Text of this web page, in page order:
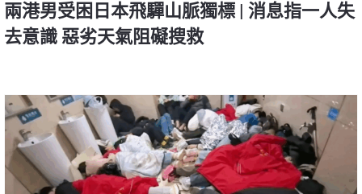
兩港男受困日本飛驒山脈獨標 | 消息指一人失
去意識 惡劣天氣阻礙搜救